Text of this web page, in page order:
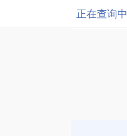
正在查询中